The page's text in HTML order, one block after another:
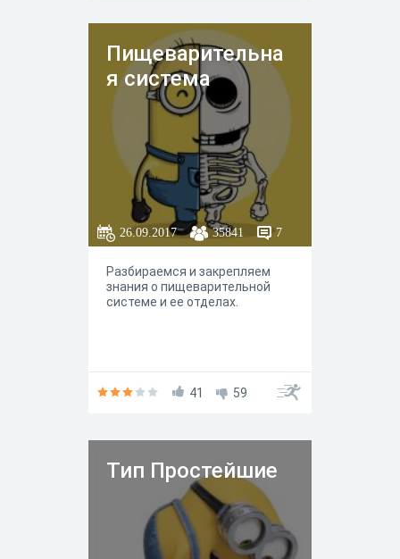
Пищеварительна
я система
26.09.2017 35841 7
Разбираемся и закрепляем
знания о пищеварительной
системе и ее отделах.
41 59
Тип Простейшие